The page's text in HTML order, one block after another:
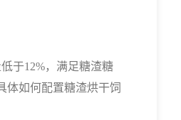
于12%，满足糖渣糖
体如何配置糖渣烘干饲